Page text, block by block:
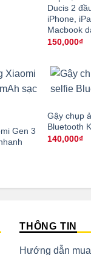
Ducis 2
iPhone,
Macbook
150,000₫
Gen 3
Gậy chụp
Bluetooth
140,000₫
THÔNG TIN
Hướng dẫn